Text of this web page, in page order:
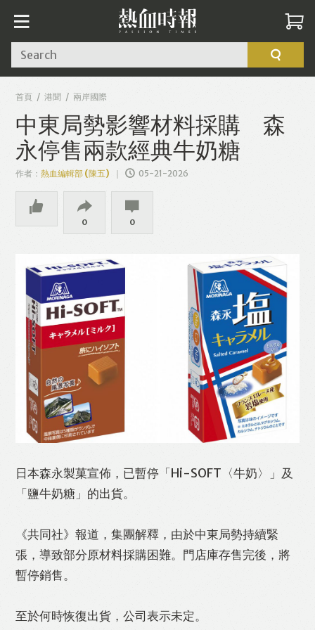
Like Facebook Twitter Line
WhatsApp Print
Search
首頁 港聞 兩岸國際
中東局勢影響材料採購 森
永停售兩款經典牛奶糖
作者：熱血編輯部 (陳五) 05-21-2026
0 0
日本森永製菓宣佈，已暫停「Hi-SOFT〈牛奶〉」及
「鹽牛奶糖」的出貨。
《共同社》報道，集團解釋，由於中東局勢持續緊
張，導致部分原材料採購困難。門店庫存售完後，將
暫停銷售。
至於何時恢復出貨，公司表示未定。